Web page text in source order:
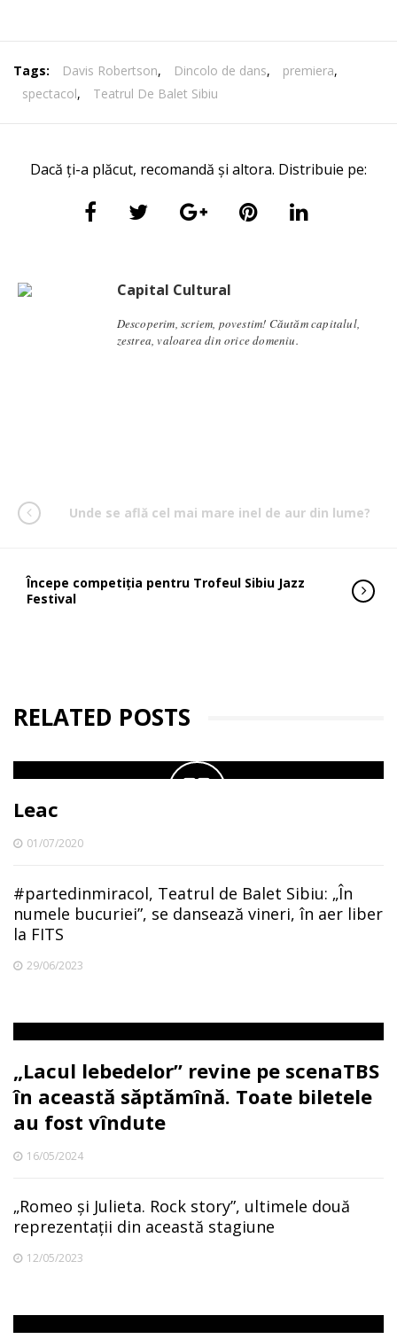
Tags: Davis Robertson, Dincolo de dans, premiera,
spectacol, Teatrul De Balet Sibiu
Dacă ți-a plăcut, recomandă și altora. Distribuie pe:
Capital Cultural
Descoperim, scriem, povestim! Căutăm capitalul,
zestrea, valoarea din orice domeniu.
Unde se află cel mai mare inel de aur din lume?
Începe competiția pentru Trofeul Sibiu Jazz
Festival
RELATED POSTS
Leac
01/07/2020
#partedinmiracol, Teatrul de Balet Sibiu: „În
numele bucuriei”, se dansează vineri, în aer liber
la FITS
29/06/2023
„Lacul lebedelor” revine pe scenaTBS
în această săptămînă. Toate biletele
au fost vîndute
16/05/2024
„Romeo și Julieta. Rock story”, ultimele două
reprezentații din această stagiune
12/05/2023